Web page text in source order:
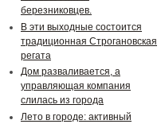
березниковцев.
В эти выходные состоится
традиционная Строгановская
регата
Дом разваливается, а
управляющая компания
слилась из города
Лето в городе: активный